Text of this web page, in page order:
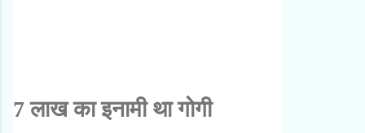
7 लाख का इनामी था गोगी